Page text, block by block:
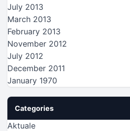
July 2013
March 2013
February 2013
November 2012
July 2012
December 2011
January 1970
Categories
Aktuale